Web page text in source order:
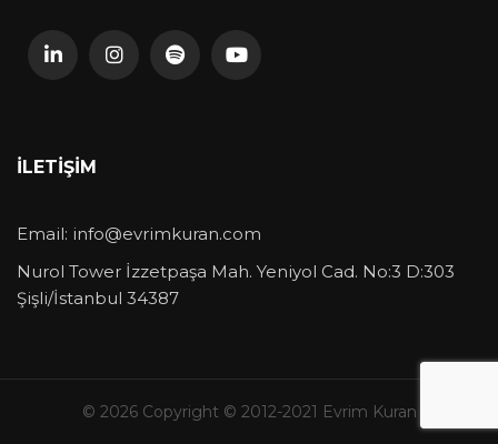
İLETIŞIM
Email: info@evrimkuran.com
Nurol Tower İzzetpaşa Mah. Yeniyol Cad. No:3 D:303
Şişli/İstanbul 34387
© 2026 Copyright © 2012-2021 Evrim Kuran